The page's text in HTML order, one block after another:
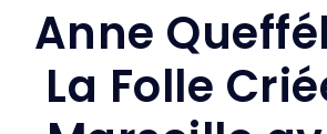
Anne
La Folle